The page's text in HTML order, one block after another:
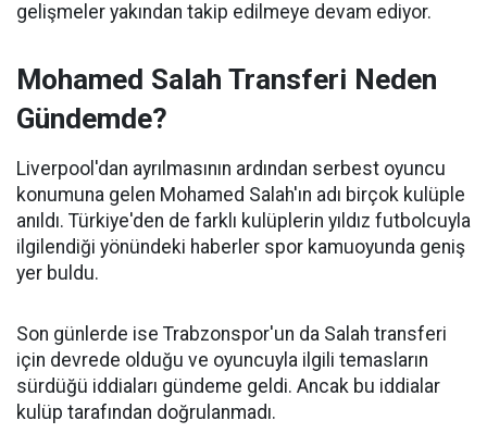
gelişmeler yakından takip edilmeye devam ediyor.
Mohamed Salah Transferi Neden
Gündemde?
Liverpool'dan ayrılmasının ardından serbest oyuncu
konumuna gelen Mohamed Salah'ın adı birçok kulüple
anıldı. Türkiye'den de farklı kulüplerin yıldız futbolcuyla
ilgilendiği yönündeki haberler spor kamuoyunda geniş
yer buldu.
Son günlerde ise Trabzonspor'un da Salah transferi
için devrede olduğu ve oyuncuyla ilgili temasların
sürdüğü iddiaları gündeme geldi. Ancak bu iddialar
kulüp tarafından doğrulanmadı.